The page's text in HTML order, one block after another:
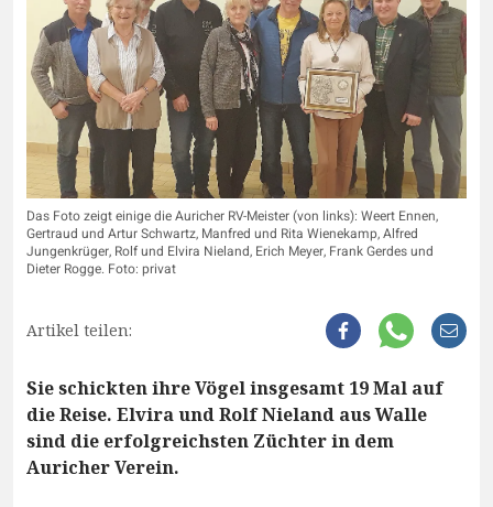
Das Foto zeigt einige die Auricher RV-Meister (von links): Weert Ennen,
Gertraud und Artur Schwartz, Manfred und Rita Wienekamp, Alfred
Jungenkrüger, Rolf und Elvira Nieland, Erich Meyer, Frank Gerdes und
Dieter Rogge. Foto: privat
Artikel teilen:
Sie schickten ihre Vögel insgesamt 19 Mal auf
die Reise. Elvira und Rolf Nieland aus Walle
sind die erfolgreichsten Züchter in dem
Auricher Verein.